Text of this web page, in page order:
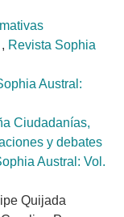
, Revista Sophia
Austral:
Ciudadanías,
y debates
Austral: Vol.
Quijada